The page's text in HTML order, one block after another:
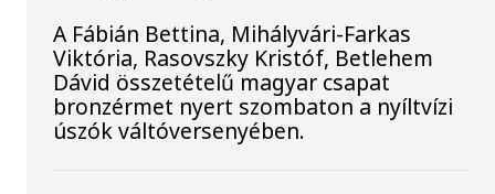
A Fábián Bettina, Mihályvári-Farkas
Viktória, Rasovszky Kristóf, Betlehem
Dávid összetételű magyar csapat
bronzérmet nyert szombaton a nyíltvízi
úszók váltóversenyében.